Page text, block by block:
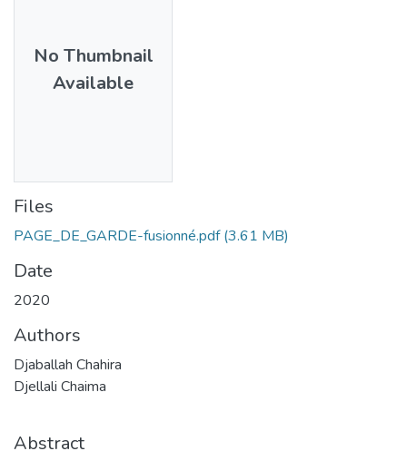
No Thumbnail
Available
Files
PAGE_DE_GARDE-fusionné.pdf (3.61 MB)
Date
2020
Authors
Djaballah Chahira
Djellali Chaima
Abstract